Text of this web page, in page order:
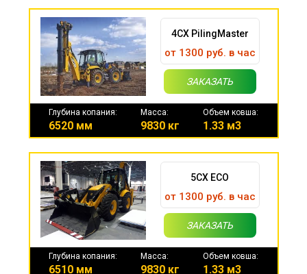
4CX PilingMaster
от 1300 руб. в час
ЗАКАЗАТЬ
Глубина копания:
6520 мм
Масса:
9830 кг
Объем ковша:
1.33 м3
5CX ECO
от 1300 руб. в час
ЗАКАЗАТЬ
Глубина копания:
6510 мм
Масса:
9830 кг
Объем ковша:
1.33 м3